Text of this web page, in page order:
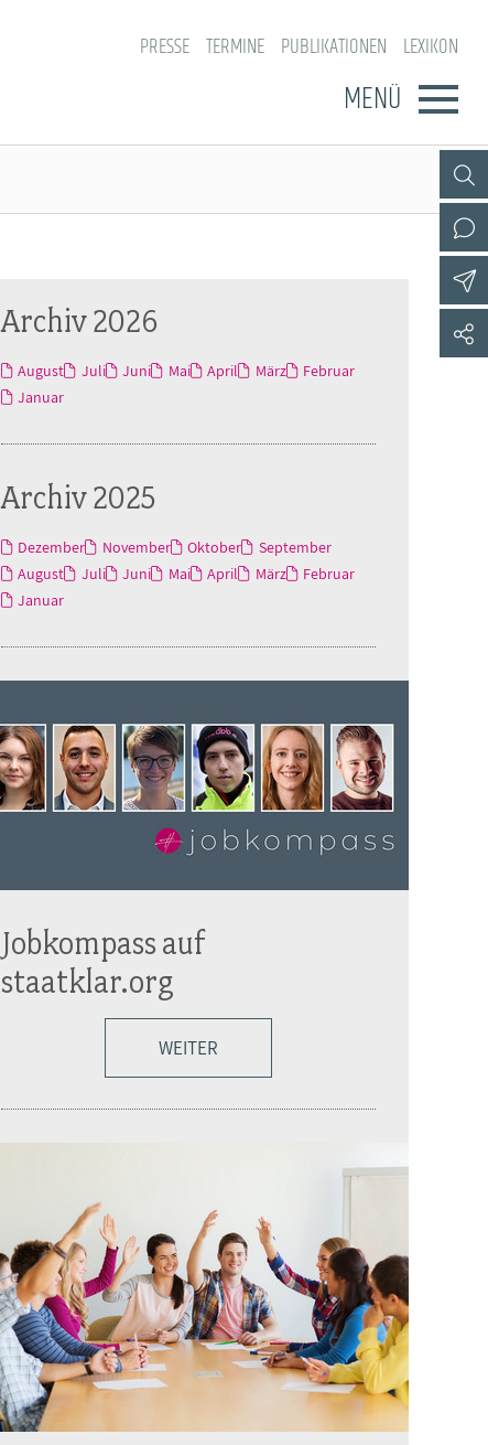
PRESSE TERMINE PUBLIKATIONEN LEXIKON
MENÜ
Archiv 2026
August Juli Juni Mai April März
Februar
Januar
Archiv 2025
Dezember November Oktober
September
August
Juli Juni Mai April März
Februar
Januar
Jobkompass auf
staatklar.org
WEITER